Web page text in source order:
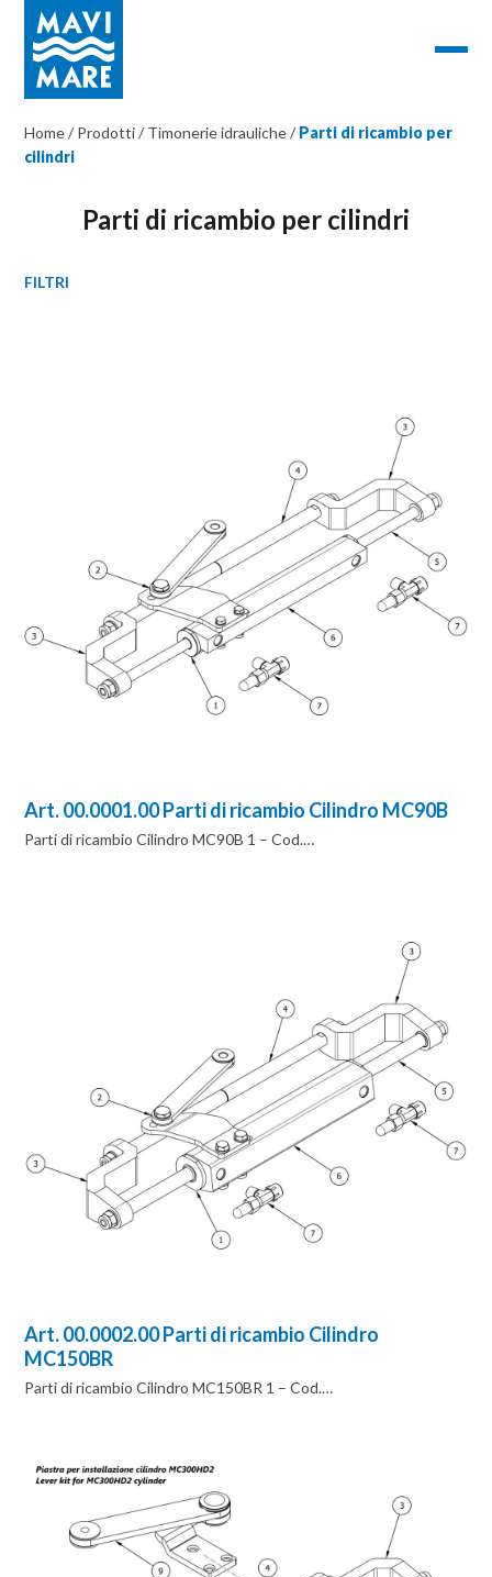
Home/ Prodotti/ Timonerie idrauliche/ Parti di ricambio per
cilindri
Parti di ricambio per cilindri
FILTRI
Art. 00.0001.00 Parti di ricambio Cilindro MC90B
Parti di ricambio Cilindro MC90B 1 – Cod.…
Art. 00.0002.00 Parti di ricambio Cilindro
MC150BR
Parti di ricambio Cilindro MC150BR 1 – Cod.…